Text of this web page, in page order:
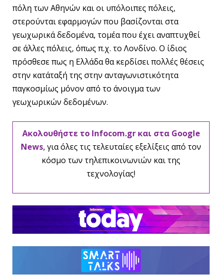
πόλη των Αθηνών και οι υπόλοιπες πόλεις,
στερούνται εφαρμογών που βασίζονται στα
γεωχωρικά δεδομένα, τομέα που έχει αναπτυχθεί
σε άλλες πόλεις, όπως π.χ. το Λονδίνο. Ο ίδιος
πρόσθεσε πως η Ελλάδα θα κερδίσει πολλές θέσεις
στην κατάταξή της στην ανταγωνιστικότητα
παγκοσμίως μόνον από το άνοιγμα των
γεωχωρικών δεδομένων.
Ακολουθήστε το Infocom.gr και στα Google
News, για όλες τις τελευταίες εξελίξεις από τον
κόσμο των τηλεπικοινωνιών και της
τεχνολογίας!